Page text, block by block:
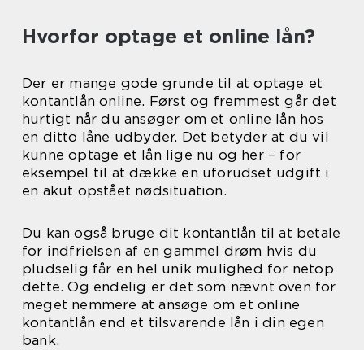
Hvorfor optage et online lån?
Der er mange gode grunde til at optage et
kontantlån online. Først og fremmest går det
hurtigt når du ansøger om et online lån hos
en ditto låne udbyder. Det betyder at du vil
kunne optage et lån lige nu og her – for
eksempel til at dække en uforudset udgift i
en akut opstået nødsituation.
Du kan også bruge dit kontantlån til at betale
for indfrielsen af en gammel drøm hvis du
pludselig får en hel unik mulighed for netop
dette. Og endelig er det som nævnt oven for
meget nemmere at ansøge om et online
kontantlån end et tilsvarende lån i din egen
bank.